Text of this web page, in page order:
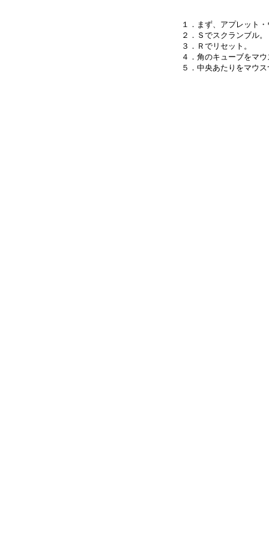
１．まず、アプレット
２．Ｓでスクランブル。
３．Ｒでリセット。
４．角のキューブをマ